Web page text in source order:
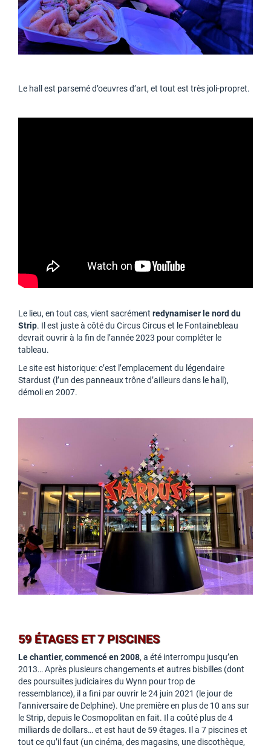
Le hall est parsemé d’oeuvres d’art, et tout est très joli-propret.
Le lieu, en tout cas, vient sacrément redynamiser le nord du
Strip. Il est juste à côté du Circus Circus et le Fontainebleau
devrait ouvrir à la fin de l’année 2023 pour compléter le
tableau.
Le site est historique: c’est l’emplacement du légendaire
Stardust (l’un des panneaux trône d’ailleurs dans le hall),
démoli en 2007.
59 ÉTAGES ET 7 PISCINES
Le chantier, commencé en 2008, a été interrompu jusqu’en
2013… Après plusieurs changements et autres bisbilles (dont
des poursuites judiciaires du Wynn pour trop de
ressemblance), il a fini par ouvrir le 24 juin 2021 (le jour de
l’anniversaire de Delphine). Une première en plus de 10 ans sur
le Strip, depuis le Cosmopolitan en fait. Il a coûté plus de 4
milliards de dollars… et est haut de 59 étages. Il a 7 piscines et
tout ce qu’il faut (un cinéma, des magasins, une discothèque,